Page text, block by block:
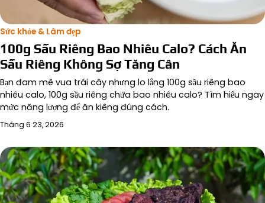
Sức khỏe & Làm đẹp
100g Sầu Riêng Bao Nhiêu Calo? Cách Ăn
Sầu Riêng Không Sợ Tăng Cân
Bạn đam mê vua trái cây nhưng lo lắng 100g sầu riêng bao
nhiêu calo, 100g sầu riêng chứa bao nhiêu calo? Tìm hiểu ngay
mức năng lượng để ăn kiêng đúng cách.
Tháng 6 23, 2026